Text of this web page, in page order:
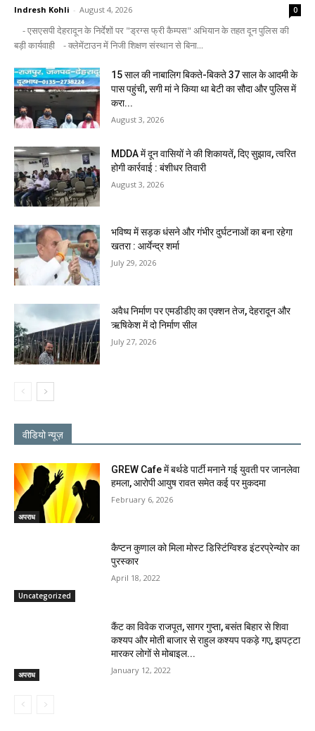
Indresh Kohli - August 4, 2026 0
- एसएसपी देहरादून के निर्देशों पर "ड्रग्स फ्री कैम्पस" अभियान के तहत दून पुलिस की
बड़ी कार्यवाही - क्लेमेंटाउन में निजी शिक्षण संस्थान से बिना...
15 साल की नाबालिग बिकते-बिकते 37 साल के आदमी के
पास पहुंची, सगी मां ने किया था बेटी का सौदा और पुलिस में
करा...
August 3, 2026
MDDA में दून वासियों ने की शिकायतें, दिए सुझाव, त्वरित
होगी कार्रवाई : बंशीधर तिवारी
August 3, 2026
भविष्य में सड़क धंसने और गंभीर दुर्घटनाओं का बना रहेगा
खतरा : आर्येन्द्र शर्मा
July 29, 2026
अवैध निर्माण पर एमडीडीए का एक्शन तेज, देहरादून और
ऋषिकेश में दो निर्माण सील
July 27, 2026
वीडियो न्यूज़
अपराध
GREW Cafe में बर्थडे पार्टी मनाने गई युवती पर जानलेवा
हमला, आरोपी आयुष रावत समेत कई पर मुकदमा
February 6, 2026
Uncategorized
कैप्टन कुणाल को मिला मोस्ट डिस्टिंग्विश्ड इंटरप्रेन्योर का
पुरस्कार
April 18, 2022
अपराध
कैंट का विवेक राजपूत, सागर गुप्ता, बसंत बिहार से शिवा
कश्यप और मोती बाजार से राहुल कश्यप पकड़े गए, झपट्टा
मारकर लोगों से मोबाइल...
January 12, 2022